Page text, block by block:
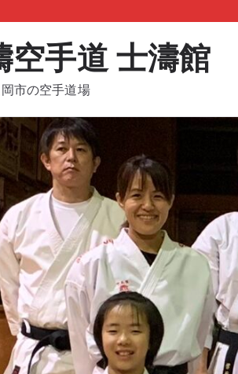
空手道 士濤館
市の空手道場